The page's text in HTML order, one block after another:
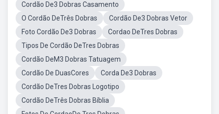
Cordão De3 Dobras Casamento
O Cordão DeTrês Dobras
Cordão De3 Dobras Vetor
Foto Cordão De3 Dobras
Cordao DeTres Dobras
Tipos De Cordão DeTres Dobras
Cordão DeM3 Dobras Tatuagem
Cordão De DuasCores
Corda De3 Dobras
Cordão DeTres Dobras Logotipo
Cordão DeTrês Dobras Bíblia